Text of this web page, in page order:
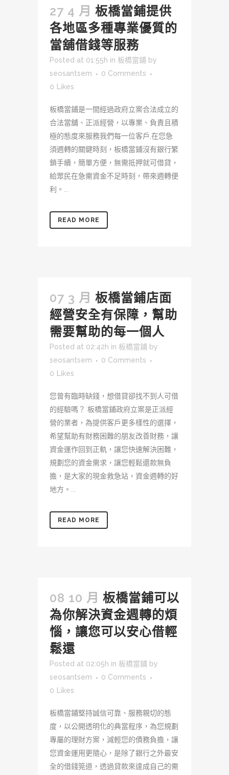
27 4 月 板橋當鋪提供
各地區多種專業優質的
當舖借錢等服務
Posted at 01:55h in 板橋當鋪 by
seosantsem
0 Comments
0 Likes
板橋當鋪是一間經過政府立案合法成立的
合法當舖、正派經營，以專業、負責且積
極的態度來服務我們每一位客戶,在您急
須週轉的關鍵時刻，板橋當鋪沒有銀行繁
鎖手續，簡單方便，無需抵押就可借貸，
給眾民在急需資金不足時刻，帶來週轉便
利。...
READ MORE
07 3 月 板橋當鋪店面
經營安全有保障，幫助
需要幫助的每一個人
Posted at 02:42h in 板橋當鋪 by
seosantsem
0 Comments
0 Likes
您曾有臨時缺錢，想借貸卻找不到人可借
的經驗嗎？ 板橋當鋪政府立案是正派經
營的業者，為提供客戶更多樣性的選擇，
希望幫助有財務困難的朋友改善財務，讓
資金運作回到正軌，讓您快速解決困難，
規劃您的資金需求，讓您輕鬆還款無負
擔，是大家的現金救急站，資金週轉的好
地方。...
READ MORE
08 10 月 板橋當鋪可以
為你解決資金週轉的煩
惱，讓您可以安心借輕
鬆還
Posted at 02:05h in 板橋當鋪 by
seosantsem
0 Comments
0 Likes
板橋當鋪堅持誠信可靠、服務親切的態
度，以公開透明化的典當程序，為您規劃
專屬的理財方案，減輕您的債務負擔，讓
您資金運用更隨心，是除了銀行之外最安
全的借錢筦道，透過貸款來達成自己的需